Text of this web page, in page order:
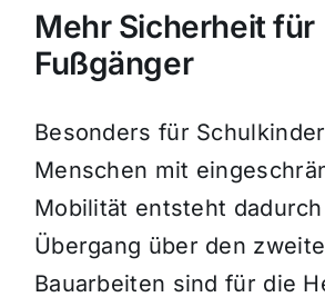
Mehr Sicherheit für
Fußgänger
Besonders für
Menschen mit
Mobilität entsteht
Übergang über den
Bauarbeiten sind für die